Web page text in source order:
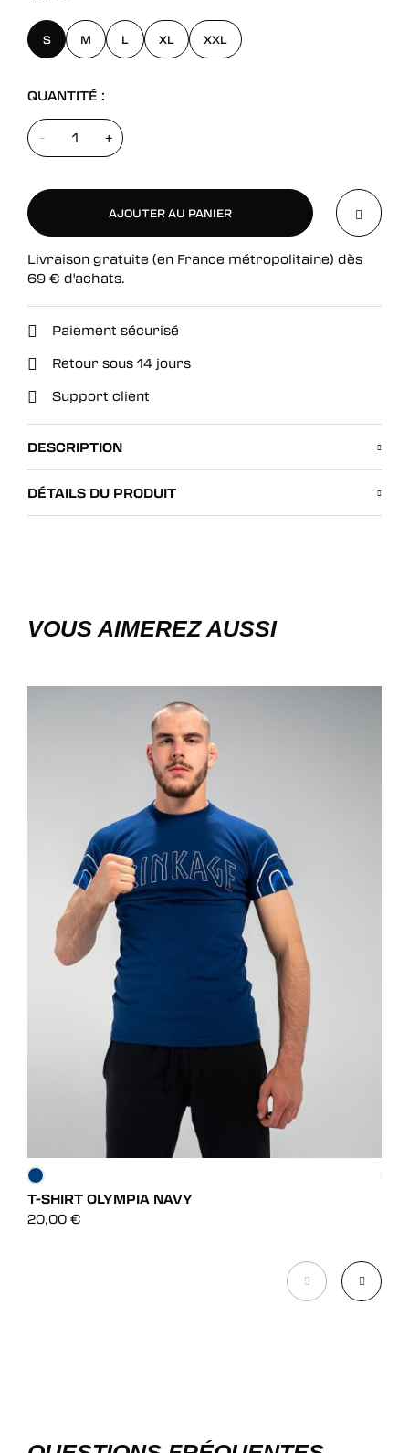
S M L XL XXL
QUANTITÉ :
- +
AJOUTER AU PANIER
AJOUTER AU PANIER
Livraison gratuite (en France métropolitaine) dès
69 € d'achats.
Paiement sécurisé
Retour sous 14 jours
Support client
DESCRIPTION
DÉTAILS DU PRODUIT
VOUS AIMEREZ AUSSI
T-SHIRT OLYMPIA NAVY
20,00 €